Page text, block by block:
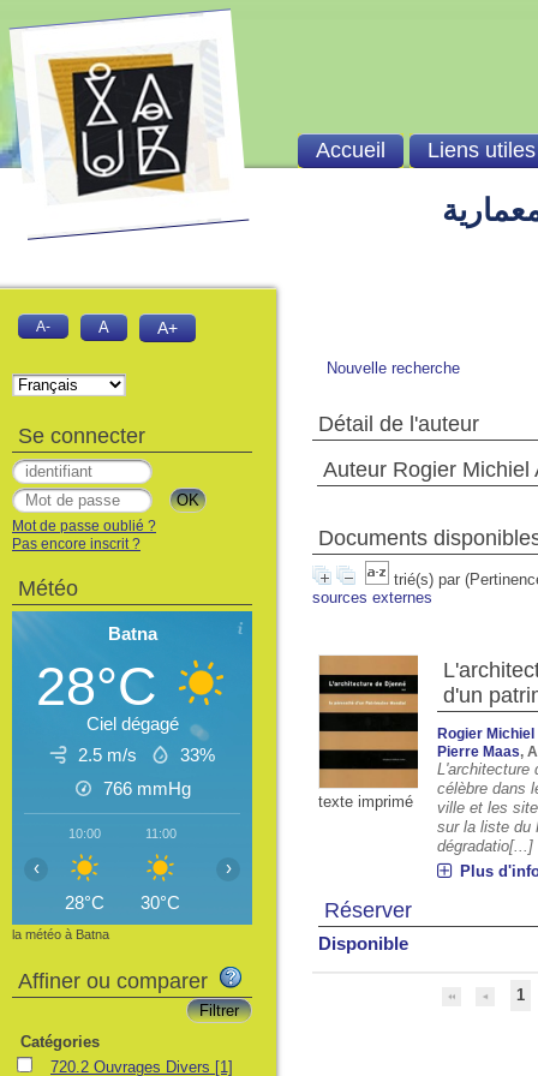
Nouvelle recherche
Détail de l'auteur
Auteur Rogier Michiel
Documents
trié(s) par
sources externes
texte imprimé
d'un
Rogier
Pierre Maas,
L'architecture
célèbre dans
ville et les
sur la liste du
dégradatio[...]
Plus
Réserver
Disponible
1
Accueil Liens utiles
A- A A+
Se connecter
Mot de passe oublié ?
Pas encore inscrit ?
Météo
Batna
28°C
Ciel dégagé
2.5 m/s
33%
766 mmHg
10:00
28°C
11:00
30°C 32°C 32°C
15:00
‹ ›
la météo à Batna
Affiner ou comparer
Catégories
720.2 Ouvrages Divers [1]